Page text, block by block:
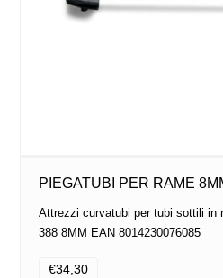
PIEGATUBI PER RAME
Attrezzi curvatubi per tubi sottili in
388 8MM EAN 8014230076085
€34,30